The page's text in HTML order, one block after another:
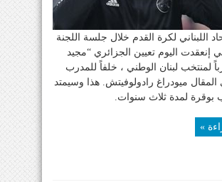
اللبناني لكرة القدم خلال جلسة اللجنة
إنعقدت اليوم تعيين الجزائري “مجيد
لمنتخب لبنان الوطني ، خلفاً للمدرب
المقال ميودراغ رادولوفيتش. هذا وسيمتد
بوقرة لمدة ثلاث سنوات.
»